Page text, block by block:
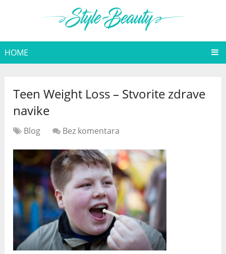
HOME
Teen Weight Loss – Stvorite zdrave
navike
Blog Bez komentara